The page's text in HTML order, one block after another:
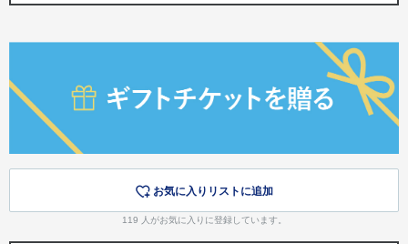
お気に入りリストに追加
119 人がお気に入りに登録しています。